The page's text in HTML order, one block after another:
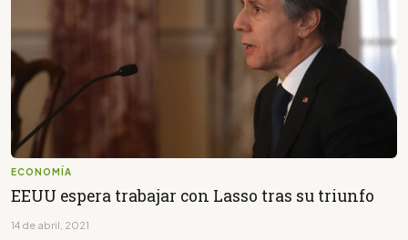
ECONOMÍA
EEUU espera trabajar con Lasso tras su triunfo
14 de abril, 2021